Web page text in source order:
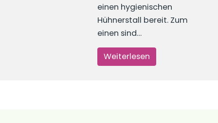
einen hygienischen
Hühnerstall bereit. Zum
einen sind…
Weiterlesen